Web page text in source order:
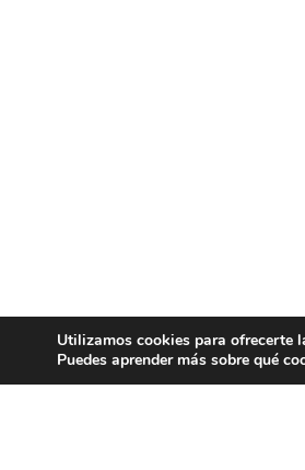
Utilizamos cookies para ofrecerte
Puedes aprender más sobre qué